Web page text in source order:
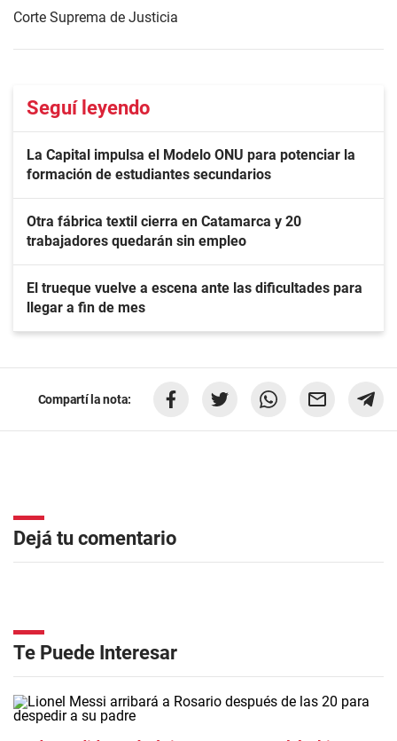
Corte Suprema de Justicia
Seguí leyendo
La Capital impulsa el Modelo ONU para potenciar la
formación de estudiantes secundarios
Otra fábrica textil cierra en Catamarca y 20
trabajadores quedarán sin empleo
El trueque vuelve a escena ante las dificultades para
llegar a fin de mes
Compartí la nota:
Dejá tu comentario
Te Puede Interesar